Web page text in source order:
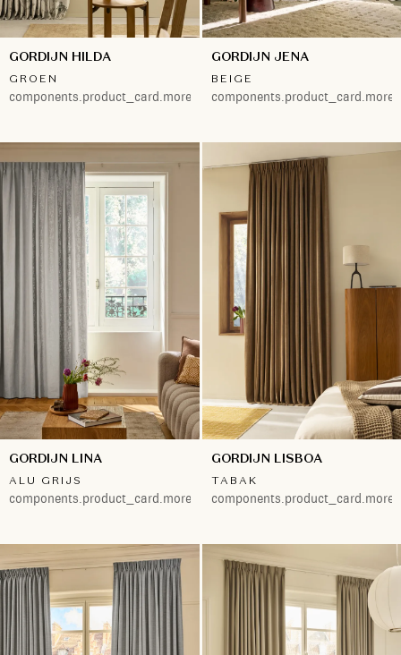
GORDIJN HILDA
GROEN
components.product_card.more.both
GORDIJN JENA
BEIGE
GORDIJN LINA
ALU GRIJS
components.product_card.more.both
GORDIJN LISBOA
TABAK